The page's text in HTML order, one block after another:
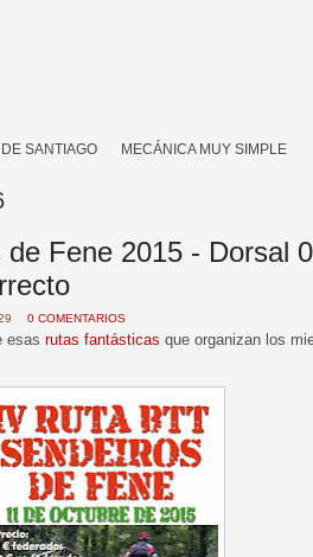
SANTIAGO MECÁNICA MUY SIMPLE
Fene 2015 - Dorsal
0 COMENTARIOS
esas rutas fantásticas que organizan los